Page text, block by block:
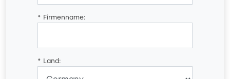
* Firmenname:
* Land: